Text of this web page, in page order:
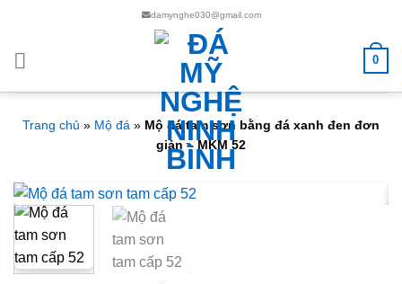
nội
damynghe030@gmail.com
0
Trang chủ » Mộ đá » Mộ đá tam sơn bằng đá xanh đen đơn
giản – MKM 52